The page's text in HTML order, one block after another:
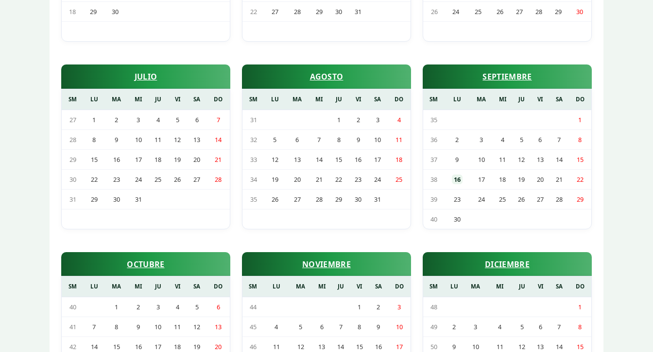
18 29 30 22 27 28 29 30 31 26 24 25 26 27 28 29 30
JULIO
SM LU MA MI JU VI SA DO
27 1 2 3 4 5 6 7
28 8 9 10 11 12 13 14
29 15 16 17 18 19 20 21
30 22 23 24 25 26 27 28
31 29 30 31
AGOSTO
SM LU MA MI JU VI SA DO
31 1 2 3 4
32 5 6 7 8 9 10 11
33 12 13 14 15 16 17 18
34 19 20 21 22 23 24 25
35 26 27 28 29 30 31
SEPTIEMBRE
SM LU MA MI JU VI SA DO
35 1
36 2 3 4 5 6 7 8
37 9 10 11 12 13 14 15
38 16 17 18 19 20 21 22
39 23 24 25 26 27 28 29
40 30
OCTUBRE
SM LU MA MI JU VI SA DO
40 1 2 3 4 5 6
41 7 8 9 10 11 12 13
42 14 15 16 17 18 19 20
NOVIEMBRE
SM LU MA MI JU VI SA DO
44 1 2 3
45 4 5 6 7 8 9 10
46 11 12 13 14 15 16 17
DICIEMBRE
SM LU MA MI JU VI SA DO
48 1
49 2 3 4 5 6 7 8
50 9 10 11 12 13 14 15